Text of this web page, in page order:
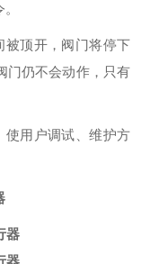
被顶开，阀门将停下
门仍不会动作，只有
使用户调试、维护方